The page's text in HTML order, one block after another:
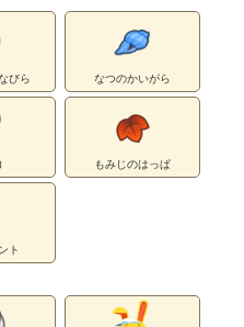
びら なつのかいがら
もみじのはっぱ
ト